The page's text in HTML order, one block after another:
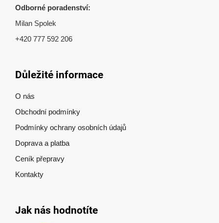
Odborné poradenství:
Milan Spolek
+420 777 592 206
Důležité informace
O nás
Obchodní podmínky
Podmínky ochrany osobních údajů
Doprava a platba
Ceník přepravy
Kontakty
Jak nás hodnotíte